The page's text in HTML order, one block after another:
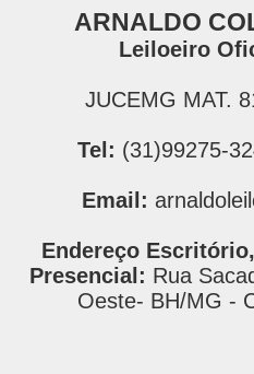
ARNALDO
Leiloeiro
JUCEMG MAT.
Tel: (31)99275-
Email:
Endereço
Presencial: Rua
Oeste- BH/MG -